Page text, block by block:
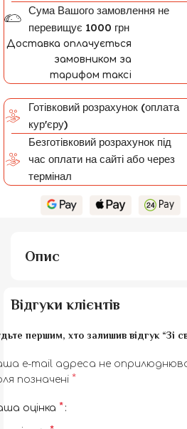
Сума Вашого замовлення не
перевищує 1000 грн
Доставка оплачується
замовником за
тарифом таксі
Готівковий розрахунок (оплата
кур'єру)
Безготівковий розрахунок під
час оплати на сайті або через
термінал
Опис
Відгуки клієнтів
першим, хто залишив відгук “Зі
e-mail адреса не
позначені *
оцінка *